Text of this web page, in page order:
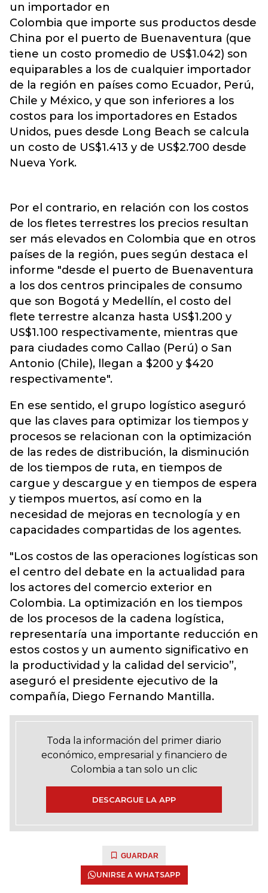
un importador en
Colombia que importe sus productos desde
China por el puerto de Buenaventura (que
tiene un costo promedio de US$1.042) son
equiparables a los de cualquier importador
de la región en países como Ecuador, Perú,
Chile y México, y que son inferiores a los
costos para los importadores en Estados
Unidos, pues desde Long Beach se calcula
un costo de US$1.413 y de US$2.700 desde
Nueva York.
Por el contrario, en relación con los costos
de los fletes terrestres los precios resultan
ser más elevados en Colombia que en otros
países de la región, pues según destaca el
informe "desde el puerto de Buenaventura
a los dos centros principales de consumo
que son Bogotá y Medellín, el costo del
flete terrestre alcanza hasta US$1.200 y
US$1.100 respectivamente, mientras que
para ciudades como Callao (Perú) o San
Antonio (Chile), llegan a $200 y $420
respectivamente".
En ese sentido, el grupo logístico aseguró
que las claves para optimizar los tiempos y
procesos se relacionan con la optimización
de las redes de distribución, la disminución
de los tiempos de ruta, en tiempos de
cargue y descargue y en tiempos de espera
y tiempos muertos, así como en la
necesidad de mejoras en tecnología y en
capacidades compartidas de los agentes.
"Los costos de las operaciones logísticas son
el centro del debate en la actualidad para
los actores del comercio exterior en
Colombia. La optimización en los tiempos
de los procesos de la cadena logística,
representaría una importante reducción en
estos costos y un aumento significativo en
la productividad y la calidad del servicio”,
aseguró el presidente ejecutivo de la
compañía, Diego Fernando Mantilla.
Toda la información del primer diario
económico, empresarial y financiero de
Colombia a tan solo un clic
DESCARGUE LA APP
GUARDAR
UNIRSE A WHATSAPP